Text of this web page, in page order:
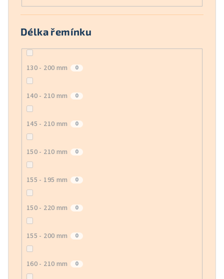
Délka řemínku
130 - 200 mm 0
140 - 210 mm 0
145 - 210 mm 0
150 - 210 mm 0
155 - 195 mm 0
150 - 220 mm 0
155 - 200 mm 0
160 - 210 mm 0